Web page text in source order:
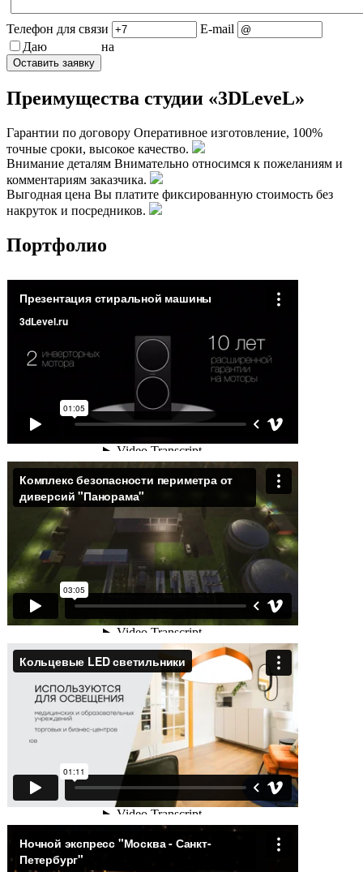
Телефон для связи
E-mail
Даю
на
Преимущества студии «3DLeveL»
Гарантии по договору Оперативное изготовление, 100%
точные сроки, высокое качество.
Внимание деталям Внимательно относимся к пожеланиям и
комментариям заказчика.
Выгодная цена Вы платите фиксированную стоимость без
накруток и посредников.
Портфолио